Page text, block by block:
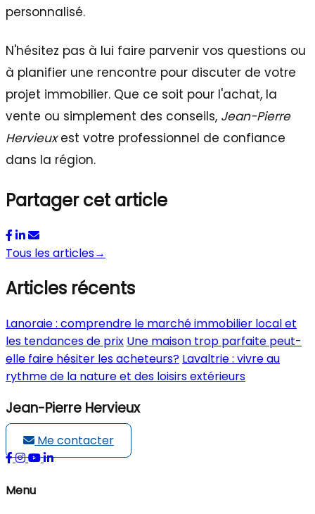
personnalisé.
N'hésitez pas à lui faire parvenir vos questions ou
à planifier une rencontre pour discuter de votre
projet immobilier. Que ce soit pour l'achat, la
vente ou simplement des conseils, Jean-Pierre
Hervieuxest votre professionnel de confiance
dans la région.
Partager cet article
Tous les articles→
Articles récents
Lanoraie : comprendre le marché immobilier local et
les tendances de prix Une maison trop parfaite peut-
elle faire hésiter les acheteurs? Lavaltrie : vivre au
rythme de la nature et des loisirs extérieurs
Jean-Pierre Hervieux
Me contacter
Menu